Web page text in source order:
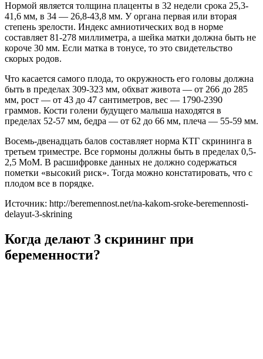
Нормой является толщина плаценты в 32 недели срока 25,3-
41,6 мм, в 34 — 26,8-43,8 мм. У органа первая или вторая
степень зрелости. Индекс амниотических вод в норме
составляет 81-278 миллиметра, а шейка матки должна быть не
короче 30 мм. Если матка в тонусе, то это свидетельство
скорых родов.
Что касается самого плода, то окружность его головы должна
быть в пределах 309-323 мм, обхват живота — от 266 до 285
мм, рост — от 43 до 47 сантиметров, вес — 1790-2390
граммов. Кости голени будущего малыша находятся в
пределах 52-57 мм, бедра — от 62 до 66 мм, плеча — 55-59 мм.
Восемь-двенадцать балов составляет норма КТГ скрининга в
третьем триместре. Все гормоны должны быть в пределах 0,5-
2,5 MoM. В расшифровке данных не должно содержаться
пометки «высокий риск». Тогда можно констатировать, что с
плодом все в порядке.
Источник: http://beremennost.net/na-kakom-sroke-beremennosti-
delayut-3-skrining
Когда делают 3 скрининг при
беременности?